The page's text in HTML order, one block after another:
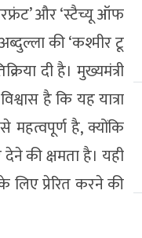
और ‘स्टैच्यू ऑफ
की ‘कश्मीर टू
दी है। मुख्यमंत्री
है कि यह यात्रा
है, क्योंकि
की क्षमता है। यही
प्रेरित करने की